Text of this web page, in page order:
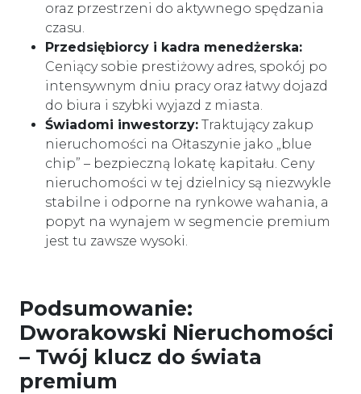
oraz przestrzeni do aktywnego spędzania
czasu.
Przedsiębiorcy i kadra menedżerska:
Ceniący sobie prestiżowy adres, spokój po
intensywnym dniu pracy oraz łatwy dojazd
do biura i szybki wyjazd z miasta.
Świadomi inwestorzy: Traktujący zakup
nieruchomości na Ołtaszynie jako „blue
chip” – bezpieczną lokatę kapitału. Ceny
nieruchomości w tej dzielnicy są niezwykle
stabilne i odporne na rynkowe wahania, a
popyt na wynajem w segmencie premium
jest tu zawsze wysoki.
Podsumowanie:
Dworakowski Nieruchomości
– Twój klucz do świata
premium